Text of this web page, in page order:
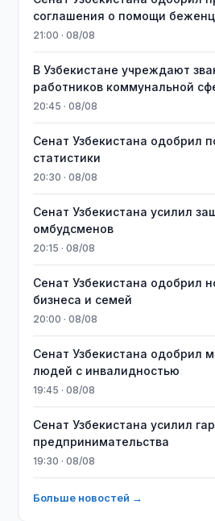
соглашения о помощи
21:00 · 08/08
В Узбекистане учреждают
работников коммунальной
20:45 · 08/08
Сенат Узбекистана одобрил
статистики
20:30 · 08/08
Сенат Узбекистана усилил
омбудсменов
20:15 · 08/08
Сенат Узбекистана одобрил
бизнеса и семей
20:00 · 08/08
Сенат Узбекистана одобрил
людей с инвалидностью
19:45 · 08/08
Сенат Узбекистана усилил
предпринимательства
19:30 · 08/08
Больше новостей →